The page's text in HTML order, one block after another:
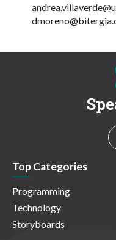
Top Categories
Programming
Technology
Storyboards